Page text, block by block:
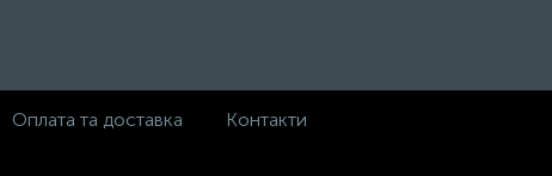
Оплата та доставка Контакти